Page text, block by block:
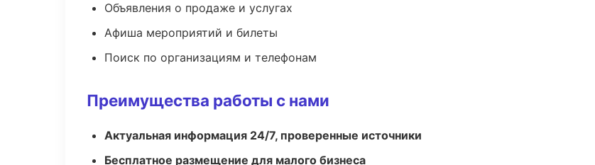
Объявления о продаже и услугах
Афиша мероприятий и билеты
Поиск по организациям и телефонам
Преимущества работы с нами
Актуальная информация 24/7, проверенные источники
Бесплатное размещение для малого бизнеса